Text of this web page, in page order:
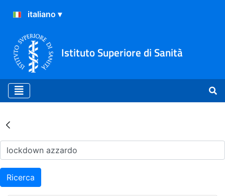
Istituto Superiore di Sanità
Risultati della Ricerca -
Ricerca